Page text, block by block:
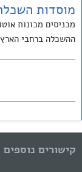
מוסדות
מכניסים מכונות
ההשכלה ברחבי
קישורים נוספים